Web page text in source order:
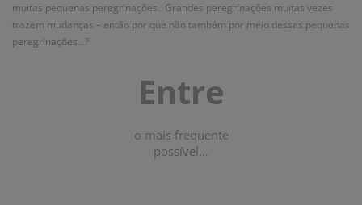
muitas pequenas peregrinações. Grandes peregrinações muitas vezes
trazem mudanças – então por que não também por meio dessas pequenas
peregrinações…?
Entre
o mais frequente
possível…